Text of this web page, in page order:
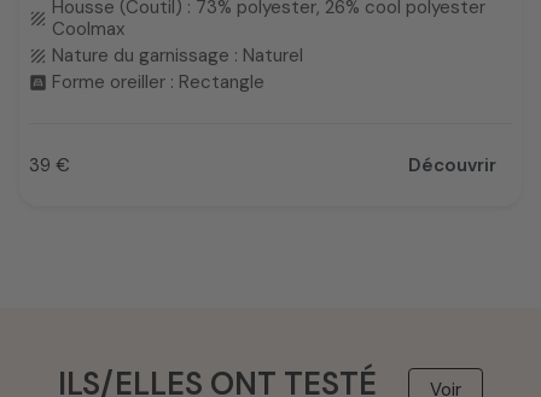
texture Housse (Coutil) : 73% polyester, 26% cool polyester
Coolmax
texture Nature du garnissage : Naturel
bedroom_child Forme oreiller : Rectangle
Prix
39 € Découvrir
ILS/ELLES ONT TESTÉ
Voir